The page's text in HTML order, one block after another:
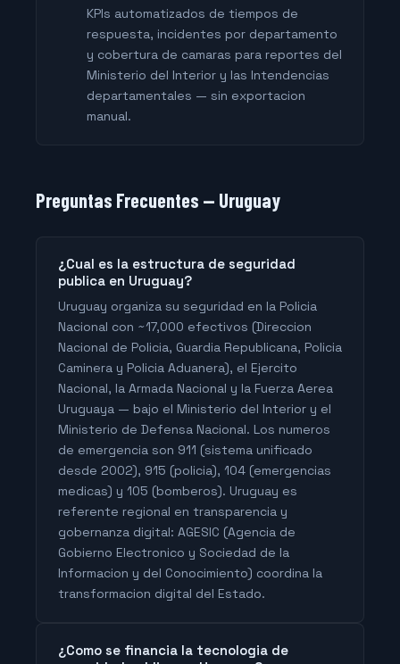
KPIs automatizados de tiempos de
respuesta, incidentes por departamento
y cobertura de camaras para reportes del
Ministerio del Interior y las Intendencias
departamentales — sin exportacion
manual.
Preguntas Frecuentes — Uruguay
¿Cual es la estructura de seguridad
publica en Uruguay?
Uruguay organiza su seguridad en la Policia
Nacional con ~17,000 efectivos (Direccion
Nacional de Policia, Guardia Republicana, Policia
Caminera y Policia Aduanera), el Ejercito
Nacional, la Armada Nacional y la Fuerza Aerea
Uruguaya — bajo el Ministerio del Interior y el
Ministerio de Defensa Nacional. Los numeros
de emergencia son 911 (sistema unificado
desde 2002), 915 (policia), 104 (emergencias
medicas) y 105 (bomberos). Uruguay es
referente regional en transparencia y
gobernanza digital: AGESIC (Agencia de
Gobierno Electronico y Sociedad de la
Informacion y del Conocimiento) coordina la
transformacion digital del Estado.
¿Como se financia la tecnologia de